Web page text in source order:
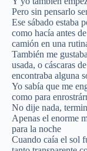
Pero sin pensarlo
Ese sábado estaba
como hacía antes
camión en una
También me
usada, o cáscaras
encontraba alguna
Yo sabía que me
como para
No dije nada,
Apenas el enorme
para la noche
Cuando caía el sol